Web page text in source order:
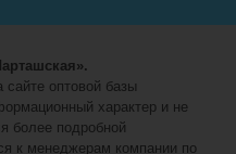
оптовой базы
характер и не
более подробной
к менеджерам компании по